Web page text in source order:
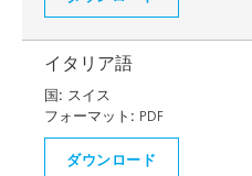
イタリア語
国: スイス
フォーマット: PDF
ダウンロード